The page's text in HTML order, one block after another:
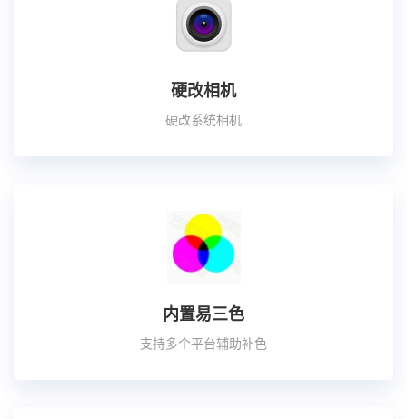
硬改相机
硬改系统相机
内置易三色
支持多个平台辅助补色